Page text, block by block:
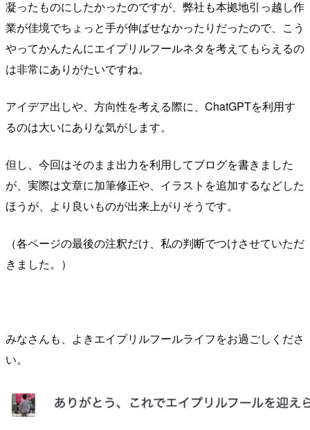
凝ったものにしたかったのですが、弊社も本拠地引っ越し作
業が佳境でちょっと手が伸ばせなかったりだったので、こう
やってかんたんにエイプリルフールネタを考えてもらえるの
は非常にありがたいですね。
アイデア出しや、方向性を考える際に、ChatGPTを利用す
るのは大いにありな気がします。
但し、今回はそのまま出力を利用してブログを書きました
が、実際は文章に加筆修正や、イラストを追加するなどした
ほうが、より良いものが出来上がりそうです。
（各ページの最後の注釈だけ、私の判断でつけさせていただ
きました。）
みなさんも、よきエイプリルフールライフをお過ごしくださ
い。